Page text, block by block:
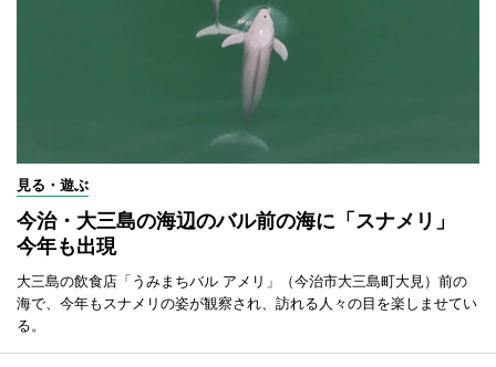
見る・遊ぶ
今治・大三島の海辺のバル前の海に「スナメリ」
今年も出現
大三島の飲食店「うみまちバル アメリ」（今治市大三島町大見）前の
海で、今年もスナメリの姿が観察され、訪れる人々の目を楽しませてい
る。